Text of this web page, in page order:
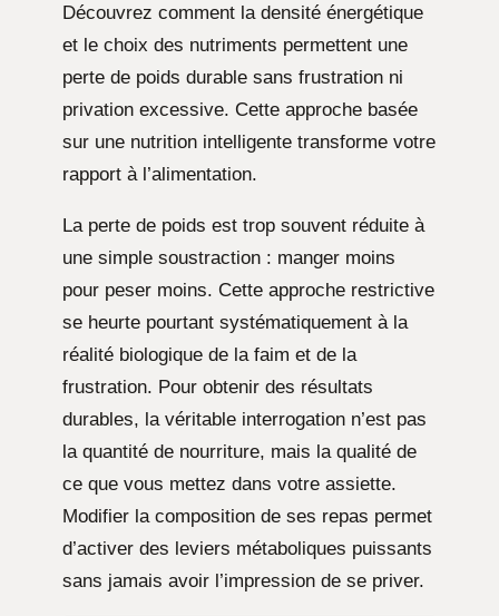
Découvrez comment la densité énergétique
et le choix des nutriments permettent une
perte de poids durable sans frustration ni
privation excessive. Cette approche basée
sur une nutrition intelligente transforme votre
rapport à l’alimentation.
La perte de poids est trop souvent réduite à
une simple soustraction : manger moins
pour peser moins. Cette approche restrictive
se heurte pourtant systématiquement à la
réalité biologique de la faim et de la
frustration. Pour obtenir des résultats
durables, la véritable interrogation n’est pas
la quantité de nourriture, mais la qualité de
ce que vous mettez dans votre assiette.
Modifier la composition de ses repas permet
d’activer des leviers métaboliques puissants
sans jamais avoir l’impression de se priver.